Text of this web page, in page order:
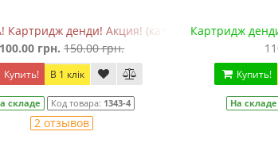
денди! Акция! (кат. 4)
100.00 грн. 150.00 грн.
Купить! В 1 клік
складе Код товара: 1343-4
2 отзывов
Картридж
Купить!
На складе